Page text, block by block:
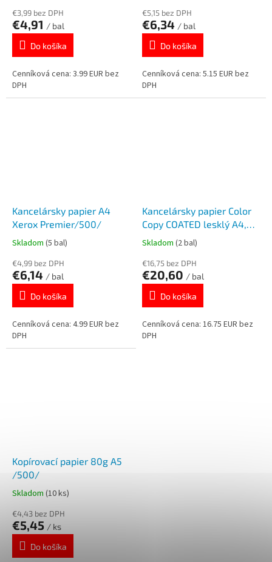
€3,99 bez DPH
€4,91 / bal
Do košíka
Cenníková cena: 3.99 EUR bez
DPH
€5,15 bez DPH
€6,34 / bal
Do košíka
Cenníková cena: 5.15 EUR bez
DPH
Kancelársky papier A4
Xerox Premier/500/
Skladom (5 bal)
€4,99 bez DPH
€6,14 / bal
Do košíka
Cenníková cena: 4.99 EUR bez
DPH
Kancelársky papier Color
Copy COATED lesklý A4,
135g, /250/
Skladom (2 bal)
€16,75 bez DPH
€20,60 / bal
Do košíka
Cenníková cena: 16.75 EUR bez
DPH
Kopírovací papier 80g A5
/500/
Skladom (10 ks)
€4,43 bez DPH
€5,45 / ks
Do košíka